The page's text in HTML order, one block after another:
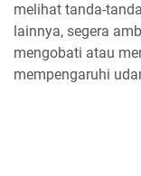
melihat tanda-
lainnya, segera
mengobati atau
mempengaruhi